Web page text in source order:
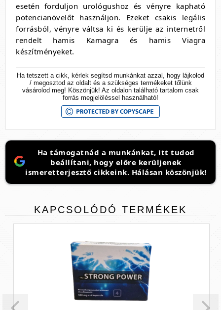
esetén forduljon urológushoz és vényre kapható
potencianövelőt használjon. Ezeket csakis legális
forrásból, vényre váltsa ki és kerülje az internetről
rendelt hamis Kamagra és hamis Viagra
készítményeket.
Ha tetszett a cikk, kérlek segítsd munkánkat azzal, hogy lájkolod
/ megosztod az oldalt és a szükséges termékeket tőlünk
vásárolod meg! Köszönjük! Az oldalon található tartalom csak
forrás megjelöléssel használható!
Ha támogatnád a munkánkat, itt tudod
beállítani, hogy előre kerüljenek
ismeretterjesztő cikkeink. Hálásan köszönjük!
KAPCSOLÓDÓ TERMÉKEK